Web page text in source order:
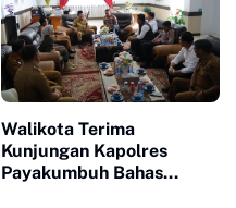
Walikota Terima
Kunjungan Kapolres
Payakumbuh Bahas